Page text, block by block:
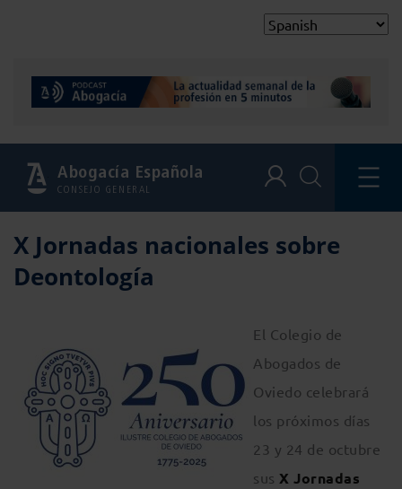
Abogacía Española
CONSEJO GENERAL
X Jornadas nacionales sobre
Deontología
El Colegio de
Abogados de
Oviedo celebrará
los próximos días
23 y 24 de octubre
sus X Jornadas